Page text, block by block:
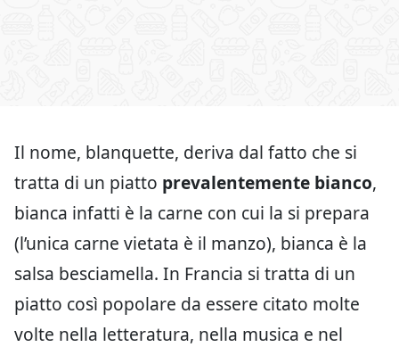
Il nome, blanquette, deriva dal fatto che si
tratta di un piatto prevalentemente bianco,
bianca infatti è la carne con cui la si prepara
(l’unica carne vietata è il manzo), bianca è la
salsa besciamella. In Francia si tratta di un
piatto così popolare da essere citato molte
volte nella letteratura, nella musica e nel